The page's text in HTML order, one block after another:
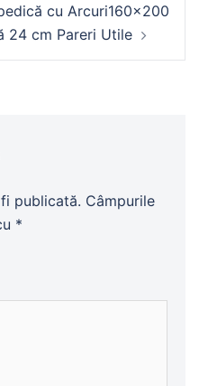
cu Arcuri160×200
24 cm Pareri Utile
publicată. Câmpurile
*